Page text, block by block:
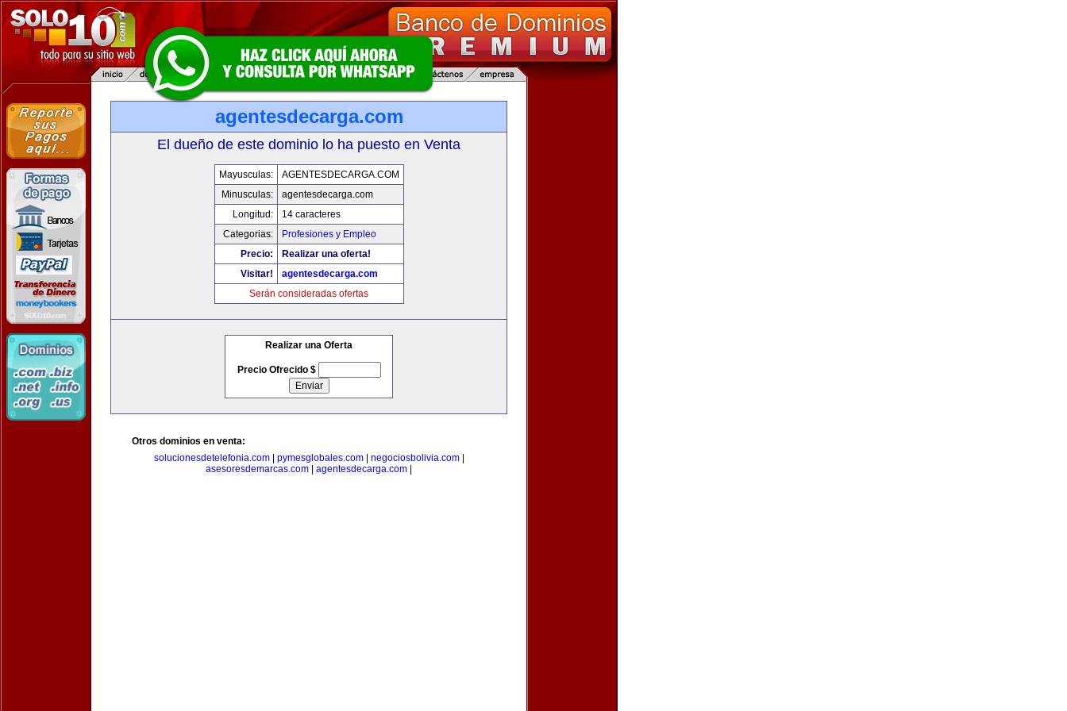
agentesdecarga.com
El dueño de este dominio lo ha puesto en Venta
Mayusculas:
AGENTESDECARGA.COM
Minusculas:
agentesdecarga.com
Longitud:
14 caracteres
Categorias:
Profesiones y Empleo
Precio:
Realizar una oferta!
Visitar!
agentesdecarga.com
Serán consideradas ofertas
Realizar una Oferta
Precio Ofrecido $
Otros dominios en venta:
solucionesdetelefonia.com| pymesglobales.com| negociosbolivia.com|
asesoresdemarcas.com
agentesdecarga.com